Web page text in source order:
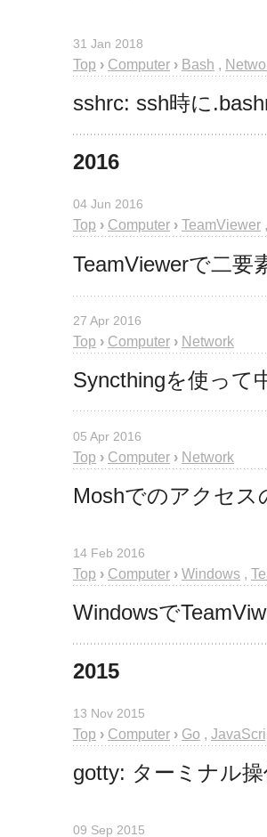
31 Jan 2018
Top › Computer › Bash ,
sshrc: ssh時に
2016
04 Jun 2016
Top › Computer › TeamViewer ,
TeamViewerで二要
27 Apr 2016
Top › Computer › Network
Syncthingを使って
05 Apr 2016
Top › Computer › Network
Moshでのアクセス
14 Feb 2016
Top › Computer › Windows ,
Windowsで
2015
13 Nov 2015
Top › Computer › Go ,
gotty: ターミナル
09 Sep 2015